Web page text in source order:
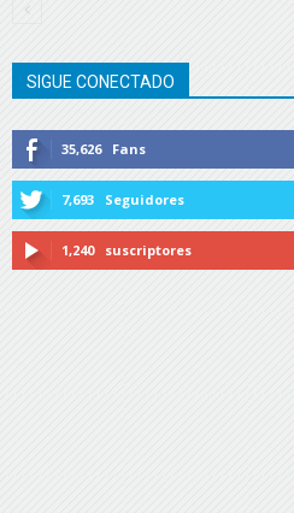
SIGUE CONECTADO
35,626 Fans
7,693 Seguidores
1,240 suscriptores